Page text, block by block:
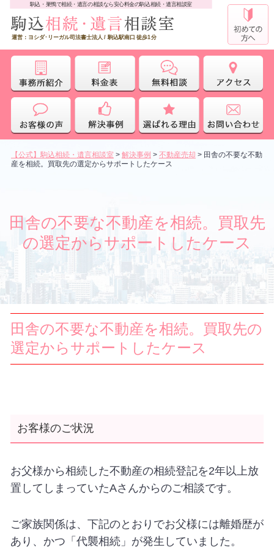
駒込・巣鴨で相続・遺言の相談なら安心料金の駒込相続・遺言相談室
運営：ヨシダ･リーガル司法書士法人 / 駒込駅南口 徒歩1分
【公式】駒込相続・遺言相談室 > 解決事例 > 不動産売却 > 田舎の不要な不動
産を相続。買取先の選定からサポートしたケース
田舎の不要な不動産を相続。買取先
の選定からサポートしたケース
田舎の不要な不動産を相続。買取先の
選定からサポートしたケース
お客様のご状況
お父様から相続した不動産の相続登記を2年以上放
置してしまっていたAさんからのご相談です。
ご家族関係は、下記のとおりでお父様には離婚歴が
あり、かつ「代襲相続」が発生していました。